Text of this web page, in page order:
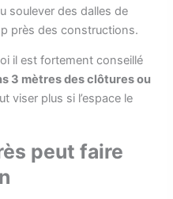
soulever des dalles de
près des constructions.
il est fortement conseillé
3 mètres des clôtures ou
viser plus si l’espace le
peut faire